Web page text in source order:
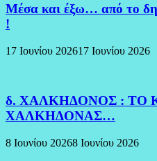
Μέσα και έξω… από το
!
17 Ιουνίου 202617 Ιουνίου 2026
δ. ΧΑΛΚΗΔΟΝΟΣ : ΤΟ
ΧΑΛΚΗΔΟΝΑΣ…
8 Ιουνίου 20268 Ιουνίου 2026